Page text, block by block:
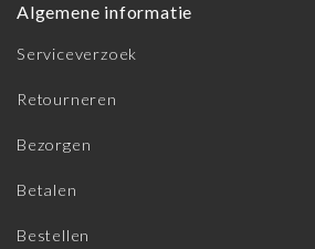
Algemene informatie
Serviceverzoek
Retourneren
Bezorgen
Betalen
Bestellen